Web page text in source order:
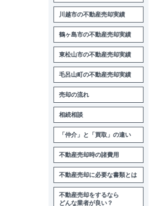
川越市の不動産売却実績
鶴ヶ島市の不動産売却実績
東松山市の不動産売却実績
毛呂山町の不動産売却実績
売却の流れ
相続相談
「仲介」と「買取」の違い
不動産売却時の諸費用
不動産売却に必要な書類とは
不動産売却をするなら
どんな業者が良い？